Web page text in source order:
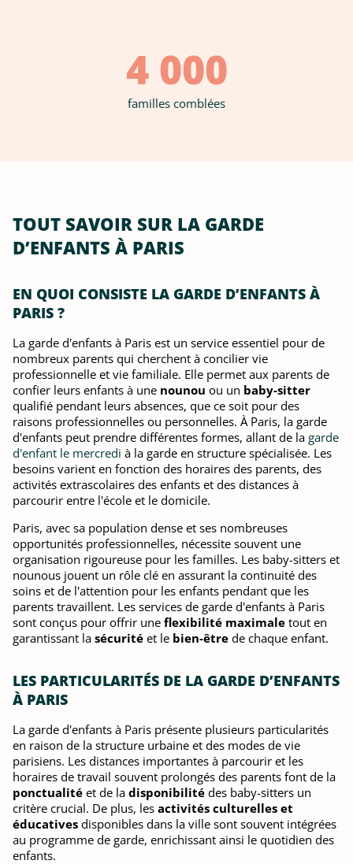
4 000
familles comblées
TOUT SAVOIR SUR LA GARDE
D’ENFANTS À PARIS
EN QUOI CONSISTE LA GARDE D’ENFANTS À
PARIS ?
La garde d'enfants à Paris est un service essentiel pour de
nombreux parents qui cherchent à concilier vie
professionnelle et vie familiale. Elle permet aux parents de
confier leurs enfants à une nounou ou un baby-sitter
qualifié pendant leurs absences, que ce soit pour des
raisons professionnelles ou personnelles. À Paris, la garde
d'enfants peut prendre différentes formes, allant de la garde
d'enfant le mercredi à la garde en structure spécialisée. Les
besoins varient en fonction des horaires des parents, des
activités extrascolaires des enfants et des distances à
parcourir entre l'école et le domicile.
Paris, avec sa population dense et ses nombreuses
opportunités professionnelles, nécessite souvent une
organisation rigoureuse pour les familles. Les baby-sitters et
nounous jouent un rôle clé en assurant la continuité des
soins et de l'attention pour les enfants pendant que les
parents travaillent. Les services de garde d'enfants à Paris
sont conçus pour offrir une flexibilité maximale tout en
garantissant la sécurité et le bien-être de chaque enfant.
LES PARTICULARITÉS DE LA GARDE D’ENFANTS
À PARIS
La garde d'enfants à Paris présente plusieurs particularités
en raison de la structure urbaine et des modes de vie
parisiens. Les distances importantes à parcourir et les
horaires de travail souvent prolongés des parents font de la
ponctualité et de la disponibilité des baby-sitters un
critère crucial. De plus, les activités culturelles et
éducatives disponibles dans la ville sont souvent intégrées
au programme de garde, enrichissant ainsi le quotidien des
enfants.